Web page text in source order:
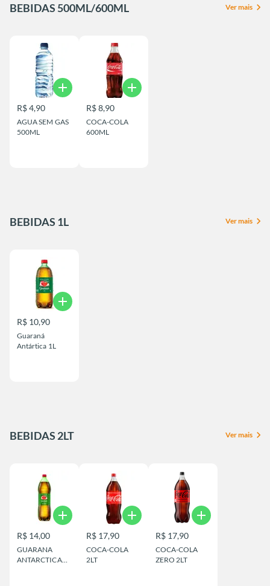
BEBIDAS 500ML/600ML Ver mais chevron_right
AGUA SEM GAS
500ML
R$ 4,90
add
COCA-COLA
600ML
R$ 8,90
add
BEBIDAS 1L Ver mais chevron_right
Guaraná
Antártica 1L
R$ 10,90
add
BEBIDAS 2LT Ver mais chevron_right
GUARANA
ANTARCTICA
R$ 14,00
add
COCA-COLA
2LT
R$ 17,90
add
COCA-COLA
ZERO 2LT
R$ 17,90
add